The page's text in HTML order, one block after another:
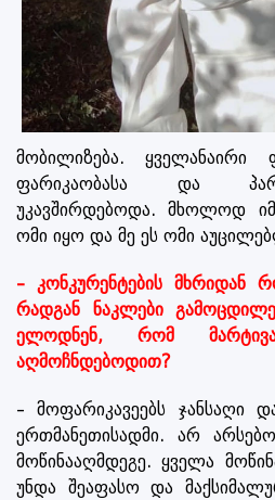
მობილიზება. ყველანაირი
ფარიკაობასა და
უკავშირდებოდა. მხოლოდ
ომი იყო და მე ეს ომი
– კონკურენტების მხრიდან
რადგან ნაკლები
ელოდნენ, რომ
აღმოჩნდებოდით?
– მოფარიკავეებს ჯანსაღი
ერთმანეთისადმი. არ
მოწინააღმდეგე. ყველა
უნდა შეაფასო და